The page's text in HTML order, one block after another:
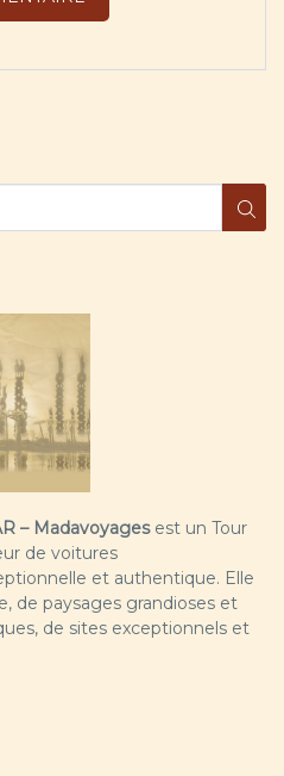
– Madavoyagesest un Tour
de voitures
et authentique. Elle
de paysages grandioses et
de sites exceptionnels et